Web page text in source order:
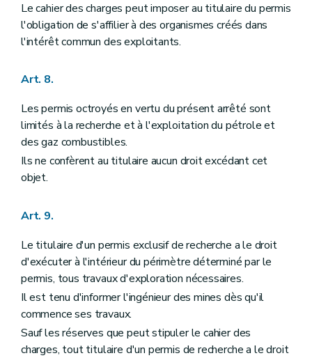
Le cahier des charges peut imposer au titulaire du permis
l'obligation de s'affilier à des organismes créés dans
l'intérêt commun des exploitants.
Art. 8.
Les permis octroyés en vertu du présent arrêté sont
limités à la recherche et à l'exploitation du pétrole et
des gaz combustibles.
Ils ne confèrent au titulaire aucun droit excédant cet
objet.
Art. 9.
Le titulaire d'un permis exclusif de recherche a le droit
d'exécuter à l'intérieur du périmètre déterminé par le
permis, tous travaux d'exploration nécessaires.
Il est tenu d'informer l'ingénieur des mines dès qu'il
commence ses travaux.
Sauf les réserves que peut stipuler le cahier des
charges, tout titulaire d'un permis de recherche a le droit